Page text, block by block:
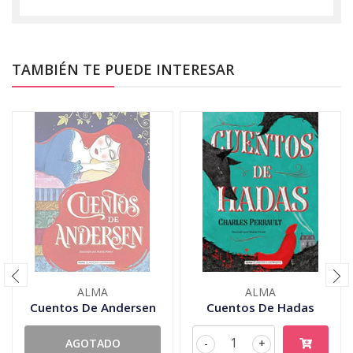
TAMBIÉN TE PUEDE INTERESAR
ALMA
Cuentos De Andersen
AGOTADO
ALMA
Cuentos De Hadas
+
-